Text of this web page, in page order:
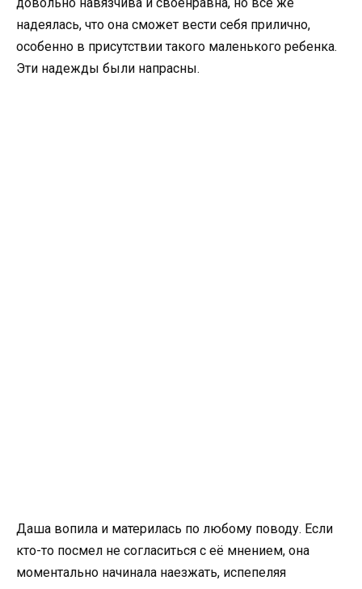
надеялась, что она сможет вести себя прилично,
особенно в присутствии такого маленького ребенка.
Эти надежды были напрасны.
Даша вопила и материлась по любому поводу. Если
кто-то посмел не согласиться с её мнением, она
моментально начинала наезжать, испепеляя